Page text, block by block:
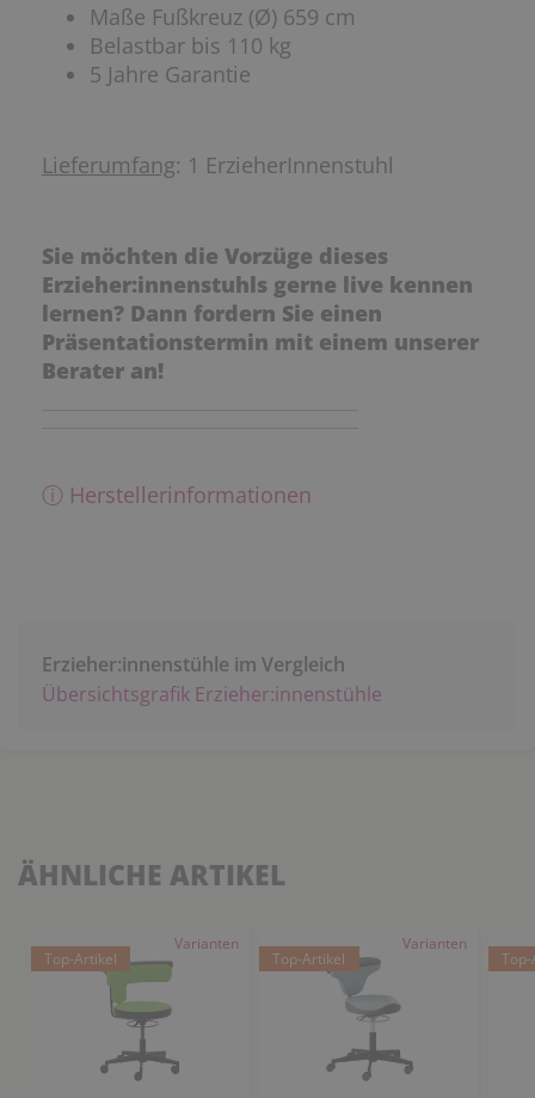
Maße Fußkreuz (Ø) 659 cm
Belastbar bis 110 kg
5 Jahre Garantie
Lieferumfang: 1 ErzieherInnenstuhl
Sie möchten die Vorzüge dieses
Erzieher:innenstuhls gerne live kennen
lernen? Dann fordern Sie einen
Präsentationstermin mit einem unserer
Berater an!
ⓘ Herstellerinformationen
Erzieher:innenstühle im Vergleich
Übersichtsgrafik Erzieher:innenstühle
ÄHNLICHE ARTIKEL
Varianten
Top-Artikel
Varianten
Top-Artikel